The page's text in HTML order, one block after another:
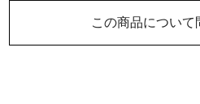
この商品について